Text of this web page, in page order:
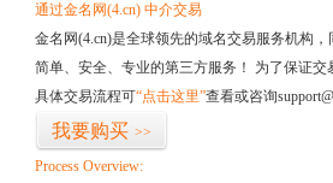
通过金名网(4.cn) 中介交易
金名网(4.cn)是全球领先的域名交易服务机构
简单、安全、专业的第三方服务！ 为了保证
具体交易流程可“点击这里”查看或咨询
我要购买 >>
Process Overview: